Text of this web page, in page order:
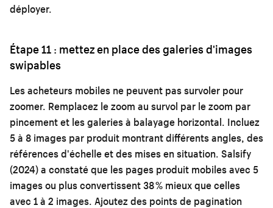
déployer.
Étape 11 : mettez en place des galeries d'images
swipables
Les acheteurs mobiles ne peuvent pas survoler pour
zoomer. Remplacez le zoom au survol par le zoom par
pincement et les galeries à balayage horizontal. Incluez
5 à 8 images par produit montrant différents angles, des
références d'échelle et des mises en situation. Salsify
(2024) a constaté que les pages produit mobiles avec 5
images ou plus convertissent 38 % mieux que celles
avec 1 à 2 images. Ajoutez des points de pagination